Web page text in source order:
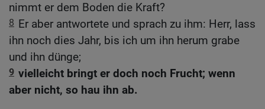
nimmt er dem Boden die Kraft?
8 Er aber antwortete und sprach zu ihm: Herr, lass
ihn noch dies Jahr, bis ich um ihn herum grabe
und ihn dünge;
9 vielleicht bringt er doch noch Frucht; wenn
aber nicht, so hau ihn ab.